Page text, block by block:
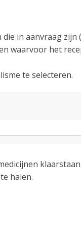
in aanvraag zijn
waarvoor het
te selecteren.
klaarstaan.
halen.